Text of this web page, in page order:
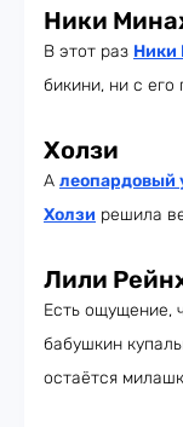
Ники
В этот раз Ники
бикини, ни с
Холзи
А леопардовый
Холзи решила
Лили
Есть ощущение,
бабушкин
остаётся